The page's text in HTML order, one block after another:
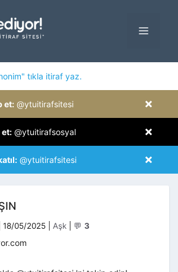
MENÜ
tıkla itiraf yaz.
×
et: @ytuitirafsitesi
×
@ytuitirafsosyal
×
@ytuitirafsitesi
18/05/2025 Kategoriler
Aşk 💬 3